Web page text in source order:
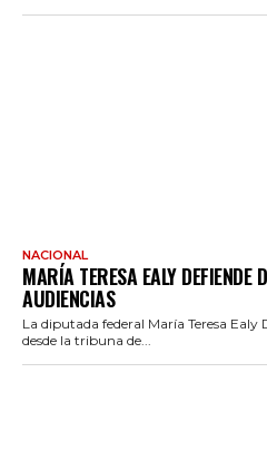
NACIONAL
MARÍA TERESA EALY DEFIENDE
AUDIENCIAS
La diputada federal María Teresa Ealy
desde la tribuna de...